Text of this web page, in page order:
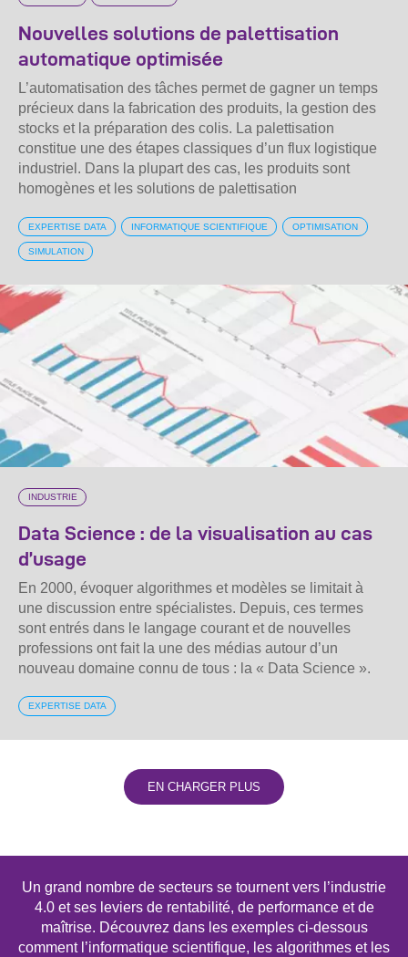
Nouvelles solutions de palettisation
automatique optimisée
L’automatisation des tâches permet de gagner un temps
précieux dans la fabrication des produits, la gestion des
stocks et la préparation des colis. La palettisation
constitue une des étapes classiques d’un flux logistique
industriel. Dans la plupart des cas, les produits sont
homogènes et les solutions de palettisation
EXPERTISE DATA INFORMATIQUE SCIENTIFIQUE OPTIMISATION
SIMULATION
INDUSTRIE
Data Science : de la visualisation au cas
d’usage
En 2000, évoquer algorithmes et modèles se limitait à
une discussion entre spécialistes. Depuis, ces termes
sont entrés dans le langage courant et de nouvelles
professions ont fait la une des médias autour d’un
nouveau domaine connu de tous : la « Data Science ».
EXPERTISE DATA
EN CHARGER PLUS
Un grand nombre de secteurs se tournent vers l’industrie
4.0 et ses leviers de rentabilité, de performance et de
maîtrise. Découvrez dans les exemples ci-dessous
comment l’informatique scientifique, les algorithmes et les